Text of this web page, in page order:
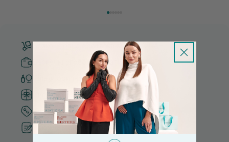
Безкоштовна доставка від 3000 UAH
Безпечні способи оплати
Тільки оригінальна косметика
Система бонусів та лояльності
Кращі ціни та топ товари
Рекомендації від косметологів